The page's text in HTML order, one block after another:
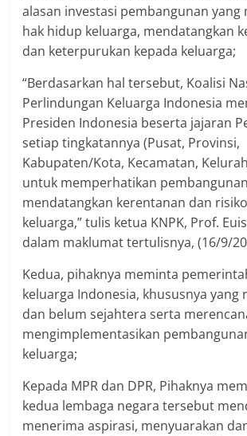
alasan investasi pembangunan yang
hak hidup keluarga, mendatangkan
dan keterpurukan kepada keluarga;
“Berdasarkan hal tersebut, Koalisi
Perlindungan Keluarga Indonesia
Presiden Indonesia beserta jajaran
setiap tingkatannya (Pusat, Provinsi,
Kabupaten/Kota, Kecamatan,
untuk memperhatikan
mendatangkan kerentanan dan
keluarga,” tulis ketua KNPK, Prof.
dalam maklumat tertulisnya, (16/9/
Kedua, pihaknya meminta
keluarga Indonesia, khususnya yang
dan belum sejahtera serta
mengimplementasikan
keluarga;
Kepada MPR dan DPR, Pihaknya
kedua lembaga negara tersebut
menerima aspirasi, menyuarakan